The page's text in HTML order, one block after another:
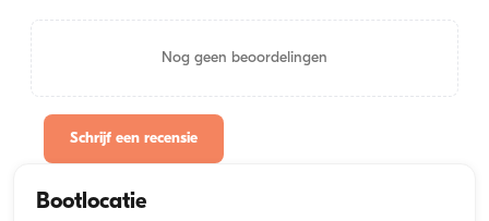
Nog geen beoordelingen
Schrijf een recensie
Bootlocatie